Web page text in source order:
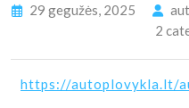
29 gegužės, 2025
2
https://autoplovykla.lt/